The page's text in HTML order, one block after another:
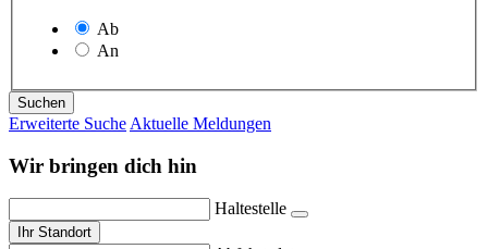
Ab
An
Suchen
Erweiterte Suche Aktuelle Meldungen
Wir bringen dich hin
Haltestelle
Ihr Standort